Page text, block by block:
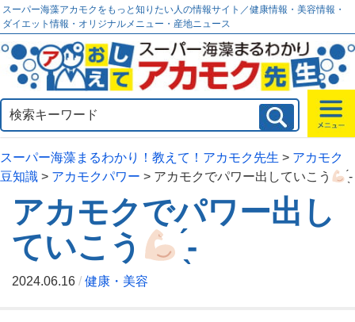
スーパー海藻アカモクをもっと知りたい人の情報サイト／健康情報・美容情報・
ダイエット情報・オリジナルメニュー・産地ニュース
スーパー海藻まるわかり！教えて！アカモク先生 > アカモク
豆知識 > アカモクパワー > アカモクでパワー出していこう ̖́-
アカモクでパワー出し
ていこう
̖́-
2024.06.16 / 健康・美容